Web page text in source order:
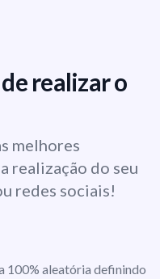
realizar o
melhores
realização do seu
redes sociais!
100% aleatória definindo